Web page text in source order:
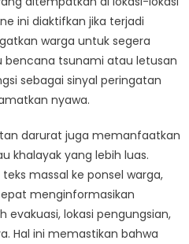
ini diaktifkan jika terjadi
warga untuk segera
bencana tsunami atau letusan
sebagai sinyal peringatan
nyawa.
darurat juga memanfaatkan
khalayak yang lebih luas.
massal ke ponsel warga,
menginformasikan
lokasi pengungsian,
Hal ini memastikan bahwa